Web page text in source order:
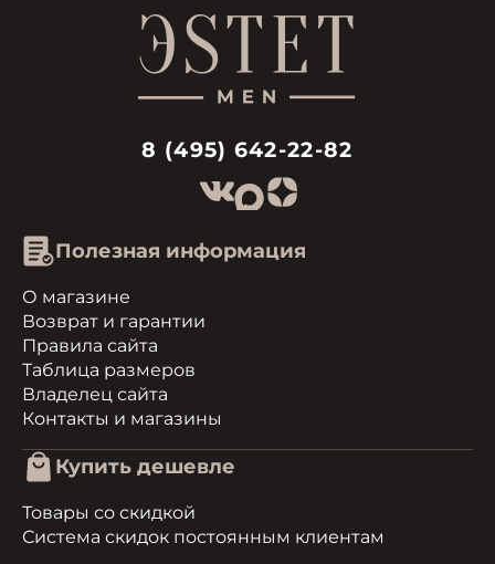
8 (495) 642-22-82
Полезная информация
О магазине
Возврат и гарантии
Правила сайта
Таблица размеров
Владелец сайта
Контакты и магазины
Купить дешевле
Товары со скидкой
Система скидок постоянным клиентам